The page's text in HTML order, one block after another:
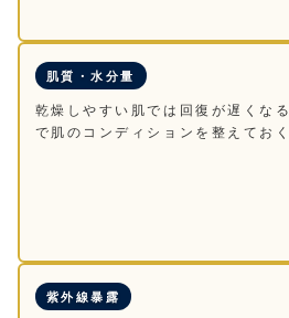
肌質・水分量
乾燥しやすい肌では回復が遅くな
で肌のコンディションを整えてお
紫外線暴露